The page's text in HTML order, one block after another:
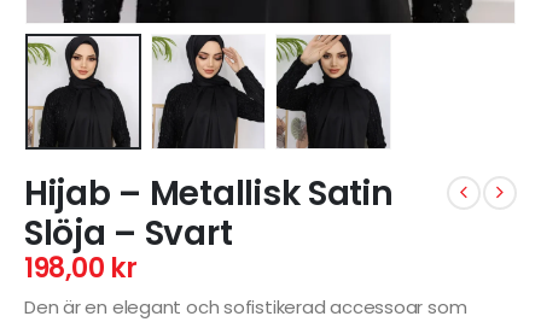
Hijab – Metallisk Satin
Slöja – Svart
198,00 kr
Den är en elegant och sofistikerad accessoar som